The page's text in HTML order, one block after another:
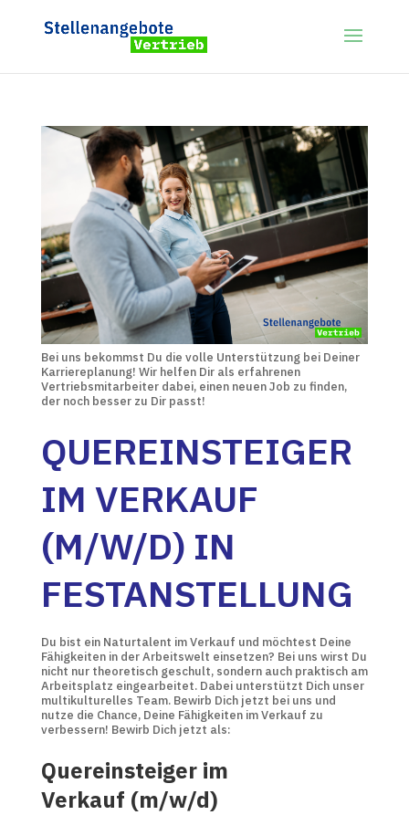
Bei uns bekommst Du die volle Unterstützung bei Deiner
Karriereplanung! Wir helfen Dir als erfahrenen
Vertriebsmitarbeiter dabei, einen neuen Job zu finden,
der noch besser zu Dir passt!
QUEREINSTEIGER
IM VERKAUF
(M/W/D) IN
FESTANSTELLUNG
Du bist ein Naturtalent im Verkauf und möchtest Deine
Fähigkeiten in der Arbeitswelt einsetzen? Bei uns wirst Du
nicht nur theoretisch geschult, sondern auch praktisch am
Arbeitsplatz eingearbeitet. Dabei unterstützt Dich unser
multikulturelles Team. Bewirb Dich jetzt bei uns und
nutze die Chance, Deine Fähigkeiten im Verkauf zu
verbessern! Bewirb Dich jetzt als:
Quereinsteiger im
Verkauf (m/w/d)